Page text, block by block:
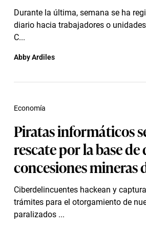
Durante la última, semana se ha
diario hacia trabajadores o
C...
Abby Ardiles
Piratas informáticos
rescate por la base de
concesiones mineras
Ciberdelincuentes hackean y
trámites para el otorgamiento de
paralizados ...
Economía